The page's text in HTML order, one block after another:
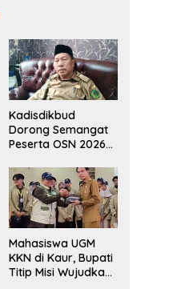
Kadisdikbud
Dorong Semangat
Peserta OSN 2026
Mahasiswa UGM
KKN di Kaur, Bupati
Titip Misi Wujudkan